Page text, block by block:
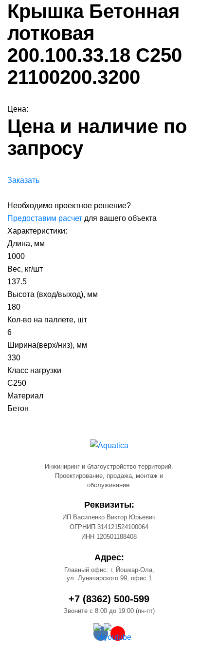
Крышка Бетонная
лотковая
200.100.33.18 С250
21100200.3200
Цена:
Цена и наличие по
запросу
Заказать
Необходимо проектное решение?
Предоставим расчет для вашего объекта
Характеристики:
Длина, мм
1000
Вес, кг/шт
137.5
Высота (вход/выход), мм
180
Кол-во на паллете, шт
6
Ширина(верх/низ), мм
330
Класс нагрузки
С250
Материал
Бетон
Инжиниринг и благоустройство территорий.
Проектирование, продажа, монтаж и
обслуживание.
Реквизиты:
ИП Василенко Виктор Юрьевич
ОГРНИП 314121524100064
ИНН 120501188408
Адрес:
Главный офис: г. Йошкар-Ола,
ул. Луначарского 99, офис 1
+7 (8362) 500-599
Звоните с 8:00 до 19:00 (пн-пт)